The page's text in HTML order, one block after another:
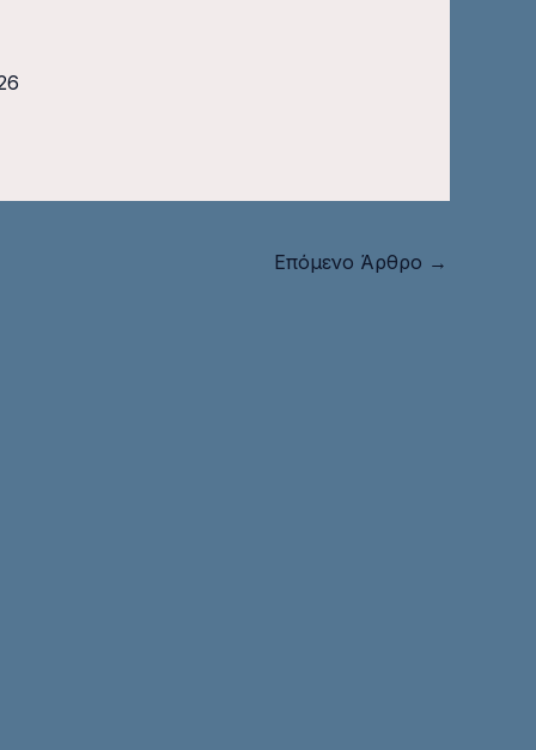
Επόμενο Άρθρο →